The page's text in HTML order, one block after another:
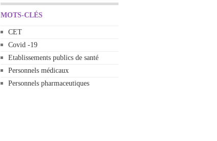
MOTS-CLÉS
CET
Covid -19
Etablissements publics de santé
Personnels médicaux
Personnels pharmaceutiques